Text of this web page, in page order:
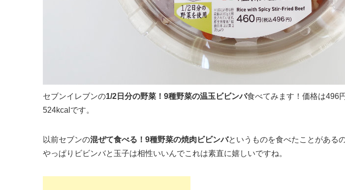
セブンイレブンの1/2日分の野菜！9種野菜の温玉ビビンバ食べてみます！価格は496
524kcalです。
以前セブンの混ぜて食べる！9種野菜の焼肉ビビンバというものを食べたことがある
やっぱりビビンバと玉子は相性いいんでこれは素直に嬉しいですね。